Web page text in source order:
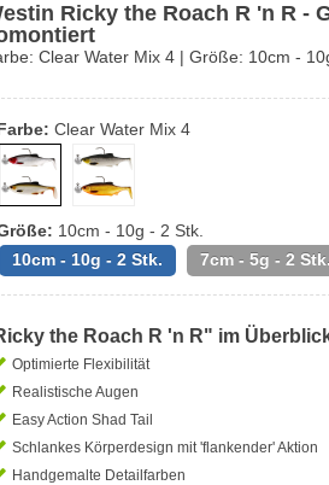
Ricky the Roach R 'n R -
Clear Water Mix 4 | Größe: 10cm -
Clear Water Mix 4
10cm - 10g - 2 Stk.
10cm - 10g - 2 Stk. 7cm - 5g - 2 Stk.
the Roach R 'n R" im
Optimierte Flexibilität
Realistische Augen
Easy Action Shad Tail
Schlankes Körperdesign mit 'flankender' Aktion
Handgemalte Detailfarben